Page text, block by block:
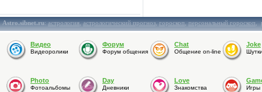
Astro.sibnet.ru:астрология,астрологический прогноз,гороскоп,персональный гороскоп,
Видео
Видеоролики
Форум
Форум общения
Chat
Общение on-line
Joke
Photo
Фотоальбомы
Day
Дневники
Love
Знакомства Игры